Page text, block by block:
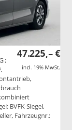
47.225,– €
incl. 19% MwSt.
;
BVFK-Siegel,
Fahrzeugnr.: